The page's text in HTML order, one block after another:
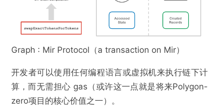
@CryptoEvangelist
值得关注？
欺诈 色情
Graph : Mir Protocol（a transaction on Mir）
开发者可以使用任何编程语言或虚拟机来执行链下计
算，而无需担心 gas（或许这一点就是将来Polygon-
zero项目的核心价值之一）。